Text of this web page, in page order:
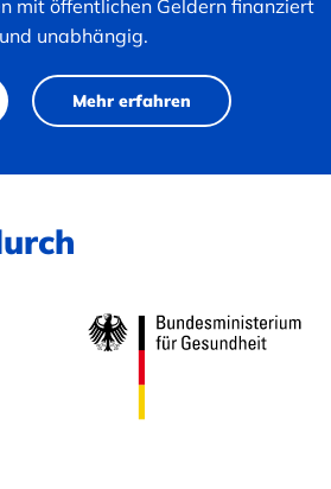
mit öffentlichen Geldern finanziert
unabhängig.
Mehr erfahren